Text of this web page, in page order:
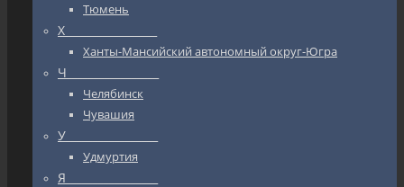
Тюмень
Х_________________
Ханты-Мансийский автономный округ-Югра
Ч_________________
Челябинск
Чувашия
У_________________
Удмуртия
Я_________________